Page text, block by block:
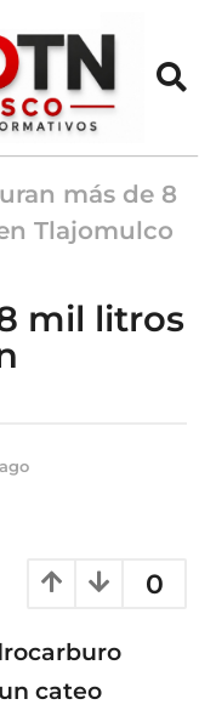
más de 8
Tlajomulco
mil litros
o
0
cateo